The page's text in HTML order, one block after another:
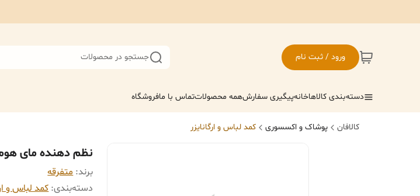
ورود / ثبت نام جستجو در محصولات
دسته‌بندی کالاهاخانهپیگیری سفارشهمه محصولاتتماس با مافروشگاه
کالافان پوشاک و اکسسوری کمد لباس و ارگانایزر
نظم دهنده مای هوم
برند: متفرقه
دسته‌بندی:کمد لباس و